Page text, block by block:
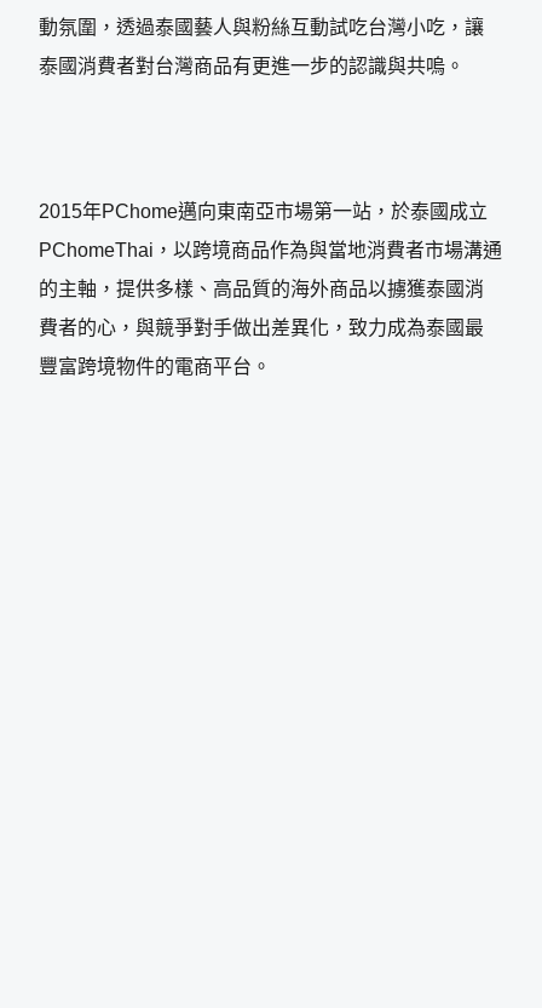
動氛圍，透過泰國藝人與粉絲互動試吃台灣小吃，讓
泰國消費者對台灣商品有更進一步的認識與共嗚。
2015年PChome邁向東南亞市場第一站，於泰國成立
PChomeThai，以跨境商品作為與當地消費者市場溝通
的主軸，提供多樣、高品質的海外商品以擄獲泰國消
費者的心，與競爭對手做出差異化，致力成為泰國最
豐富跨境物件的電商平台。